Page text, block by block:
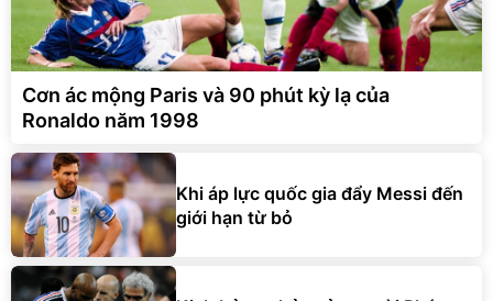
Cơn ác mộng Paris và 90 phút kỳ lạ của
Ronaldo năm 1998
Khi áp lực quốc gia đẩy Messi đến
giới hạn từ bỏ